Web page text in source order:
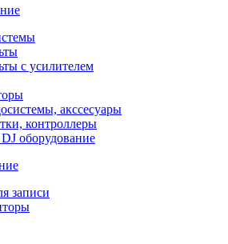
с усилителем
акссесуары
контроллеры
оборудование
записи